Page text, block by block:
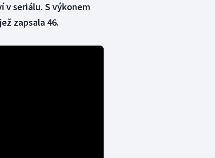
v seriálu. S výkonem
zapsala 46.